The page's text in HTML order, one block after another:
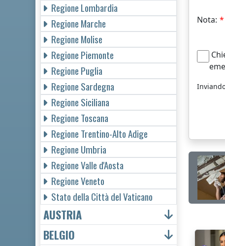
Nota:
Regione Lombardia
Regione Marche
Regione Molise
Regione Piemonte
Regione Puglia
Regione Sardegna
Regione Siciliana
Regione Toscana
Regione Trentino-Alto Adige
Regione Umbria
Regione Valle d'Aosta
Regione Veneto
Stato della Città del Vaticano
AUSTRIA
BELGIO